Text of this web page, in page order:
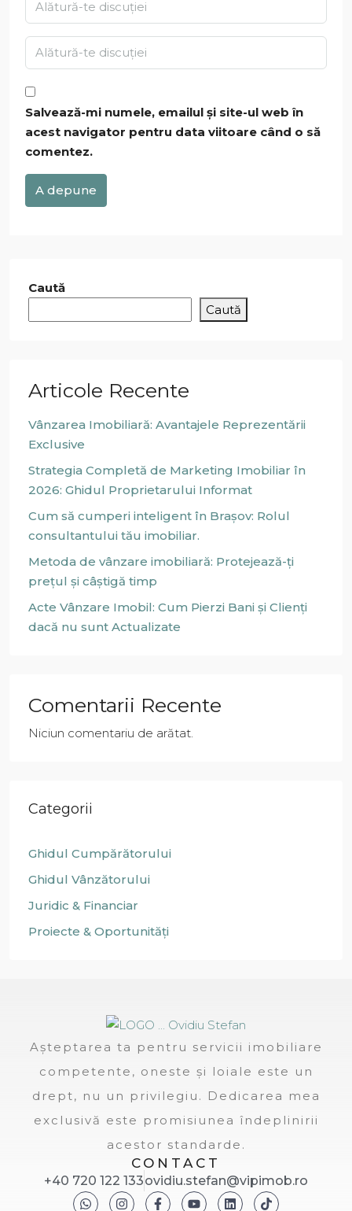
Salvează-mi numele, emailul și site-ul web în
acest navigator pentru data viitoare când o să
comentez.
A depune
Caută
Caută
Articole Recente
Vânzarea Imobiliară: Avantajele Reprezentării
Exclusive
Strategia Completă de Marketing Imobiliar în
2026: Ghidul Proprietarului Informat
Cum să cumperi inteligent în Brașov: Rolul
consultantului tău imobiliar.
Metoda de vânzare imobiliară: Protejează-ți
prețul și câștigă timp
Acte Vânzare Imobil: Cum Pierzi Bani și Clienți
dacă nu sunt Actualizate
Comentarii Recente
Niciun comentariu de arătat.
Categorii
Ghidul Cumpărătorului
Ghidul Vânzătorului
Juridic & Financiar
Proiecte & Oportunități
Așteptarea ta pentru servicii imobiliare
competente, oneste și loiale este un
drept, nu un privilegiu. Dedicarea mea
exclusivă este promisiunea îndeplinirii
acestor standarde.
CONTACT
+40 720 122 133ovidiu.stefan@vipimob.ro